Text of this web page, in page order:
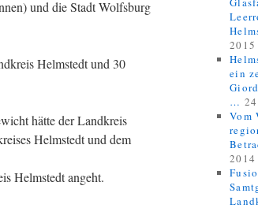
und die Stadt Wolfsburg
Helmstedt und 30
hätte der Landkreis
Helmstedt und dem
Helmstedt angeht.
2015
ein
…
Vom
2014